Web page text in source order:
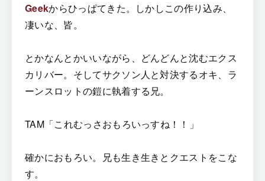
Geekからひっぱてきた。しかしこの作り込み、
凄いな、皆。
とかなんとかいいながら、どんどんと沈むエクス
カリバー。そしてサクソン人と対決するオキ、ラ
ーンスロットの鎧に執着する兄。
TAM「これむっさおもろいっすね！！」
確かにおもろい。兄も生き生きとクエストをこな
す。